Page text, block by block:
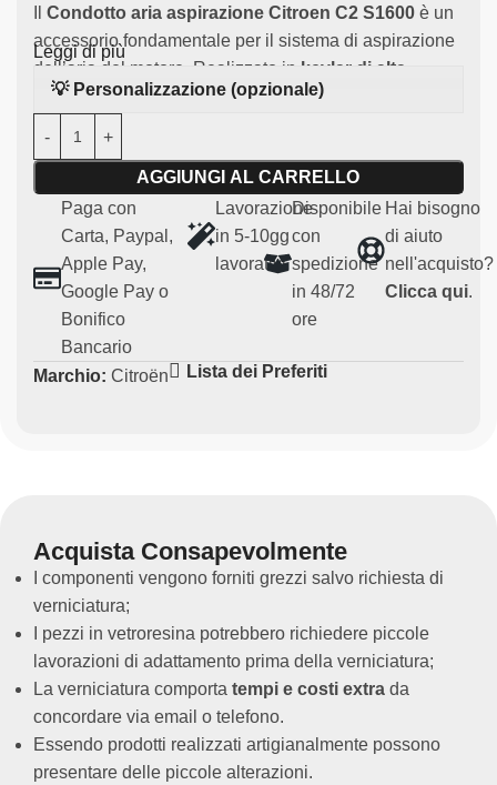
Condotto aria aspirazione Citroen C2 S1600 è un
accessorio fondamentale per il sistema di aspirazione
dell’aria del motore. Realizzato in kevlar di alta
qualità, questo componente è specificamente
Caratteristiche principali:
Materiale:
kevlar robusta e leggera
Compatibilità:
omologato per uso su strada)
Leggi di più
💡 Personalizzazione (opzionale)
AGGIUNGI AL CARRELLO
Paga con
Carta, Paypal,
Apple Pay,
Google Pay o
Bonifico
Bancario
Lavorazione
in 5-10gg
lavorativi
Disponibile
con
spedizione
in 48/72
ore
Hai bisogno
di aiuto
nell'acquisto?
Clicca qui.
Marchio: Citroën Lista dei Preferiti
Acquista Consapevolmente
I componenti vengono forniti grezzi salvo richiesta di
verniciatura;
I pezzi in vetroresina potrebbero richiedere piccole
lavorazioni di adattamento prima della verniciatura;
La verniciatura comporta tempi e costi extra da
concordare via email o telefono.
Essendo prodotti realizzati artigianalmente possono
presentare delle piccole alterazioni.